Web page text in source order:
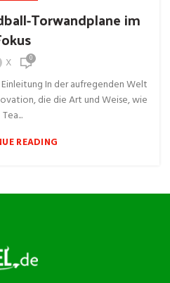
Torwandplane im
X 0
In der aufregenden Welt
die die Art und Weise, wie
Tea...
READING